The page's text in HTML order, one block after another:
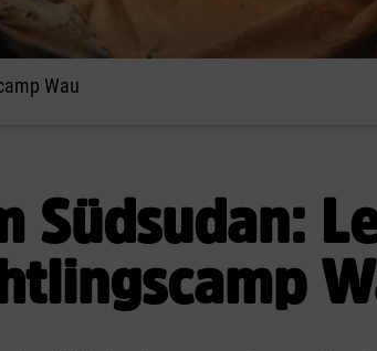
Wau
Südsudan: